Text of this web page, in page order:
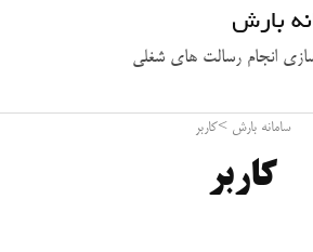
بارش
انجام رسالت های شغلی
سامانه بارش >کاربر
کاربر